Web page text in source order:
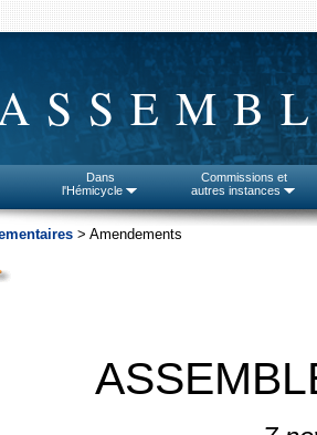
Dans
l'Hémicycle
Commissions et
autres instances
> Amendements